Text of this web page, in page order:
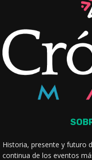
Historia, presente y futuro
continua de los eventos